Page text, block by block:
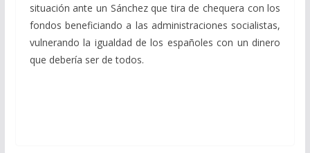
situación ante un Sánchez que tira de chequera con los
fondos beneficiando a las administraciones socialistas,
vulnerando la igualdad de los españoles con un dinero
que debería ser de todos.